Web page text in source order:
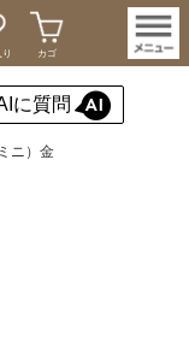
カゴ
に質問
ニ）金